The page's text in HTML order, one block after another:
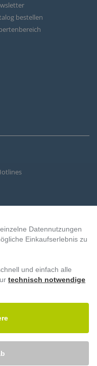
bestellen
Vorkasse
Datennutzungen
Einkaufserlebnis zu
und einfach alle
technisch notwendige